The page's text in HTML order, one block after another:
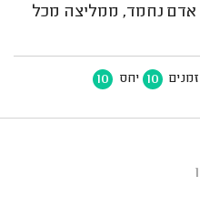
נחמד, ממליצה מכל
זמנים 10 יחס 10